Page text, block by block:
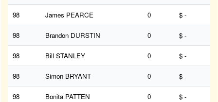
98 James PEARCE 0 $ -
98 Brandon DURSTIN 0 $ -
98 Bill STANLEY 0 $ -
98 Simon BRYANT 0 $ -
98 Bonita PATTEN 0 $ -